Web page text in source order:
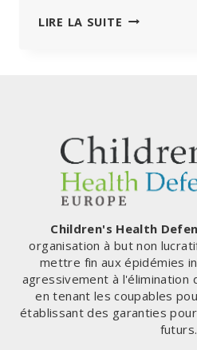
LIRE LA SUITE SE
PAS
UN
GESTE
DE
SOLIDARITÉ
Children's Health
organisation à but non
mettre fin aux épidémies
agressivement à l'élimination
en tenant les coupables
établissant des garanties
futurs.